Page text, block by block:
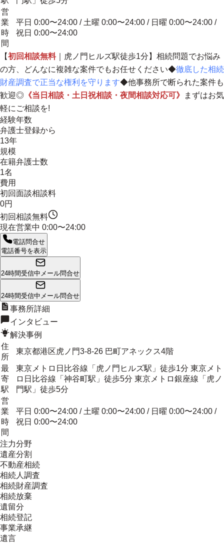
営
業
時
間
平日 0:00〜24:00 / 土曜 0:00〜24:00 / 日曜 0:00〜24:00 /
祝日 0:00〜24:00
【初回相談無料｜虎ノ門ヒルズ駅徒歩1分】相続問題でお悩み
の方、どんなに複雑な案件でもお任せください◆徹底した相続
財産調査で正当な権利を守ります◆他事務所で断られた案件も
歓迎◎ 《当日相談・土日祝相談・夜間相談対応可》
まずはお気
軽にご相談を!
経験年数
弁護士登録から
13年
規模
在籍弁護士数
1名
費用
初回面談相談料
0円
初回相談無料
現在営業中 0:00〜24:00
電話問合せ
電話番号を表示
24時間受信中 メール問合せ
24時間受信中 メール問合せ
事務所詳細
インタビュー
解決事例
住
所
東京都港区虎ノ門3-8-26 巴町アネックス4階
最
寄
駅
東京メトロ日比谷線「虎ノ門ヒルズ駅」徒歩1分 東京メト
ロ日比谷線「神谷町駅」徒歩5分 東京メトロ銀座線「虎ノ
門駅」徒歩5分
営
業
時
間
平日 0:00〜24:00 / 土曜 0:00〜24:00 / 日曜 0:00〜24:00 /
祝日 0:00〜24:00
注力分野
遺産分割
不動産相続
相続人調査
相続財産調査
相続放棄
遺留分
相続登記
事業承継
遺言